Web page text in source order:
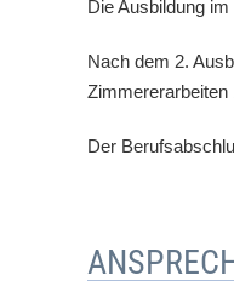
Die Ausbildung
Nach dem 2.
Zimmererarbeiten
Der